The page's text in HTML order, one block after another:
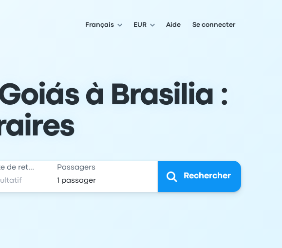
Français EUR Aide Se connecter
à Brasilia :
Date de retour Passagers
Rechercher